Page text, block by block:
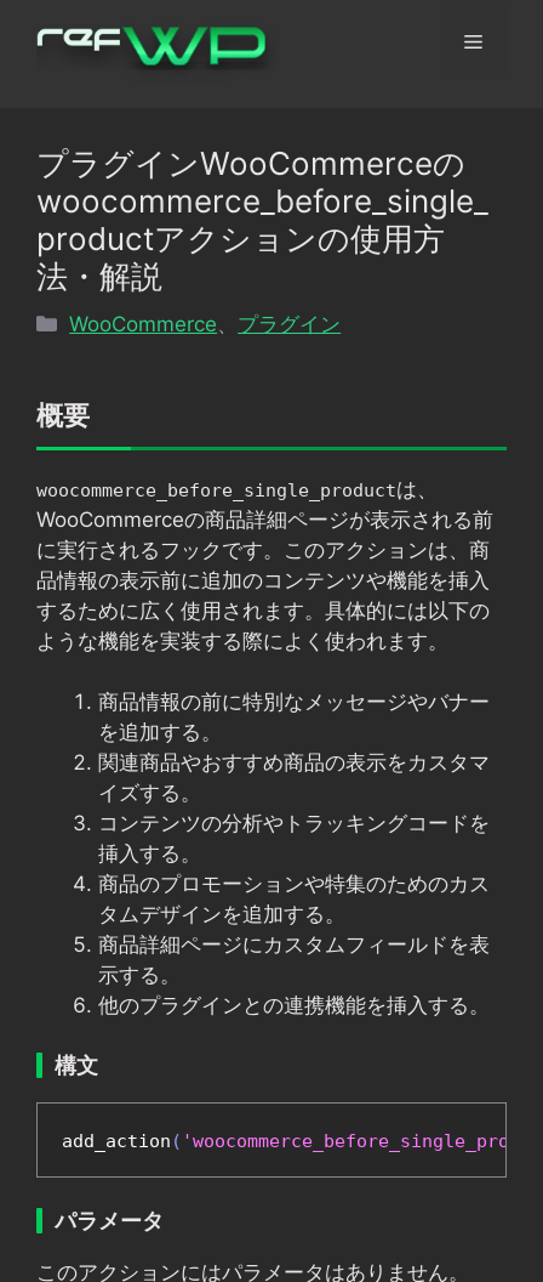
メ
プラグインWooCommerceの
woocommerce_before_single_
productアクションの使用方
法・解説
カ
リ
WooCommerce プラグイン
概要
woocommerce_before_single_productは、
WooCommerceの商品詳細ページが表示される前
に実行されるフックです。このアクションは、商
品情報の表示前に追加のコンテンツや機能を挿入
するために広く使用されます。具体的には以下の
ような機能を実装する際によく使われます。
商品情報の前に特別なメッセージやバナー
を追加する。
関連商品やおすすめ商品の表示をカスタマ
イズする。
コンテンツの分析やトラッキングコードを
挿入する。
商品のプロモーションや特集のためのカス
タムデザインを追加する。
商品詳細ページにカスタムフィールドを表
示する。
他のプラグインとの連携機能を挿入する。
構文
add_action (
パラメータ
このアクションにはパラメータはありません。